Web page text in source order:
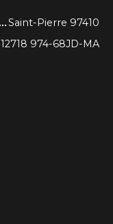
Saint-Pierre 97410
12718 974-68JD-MA